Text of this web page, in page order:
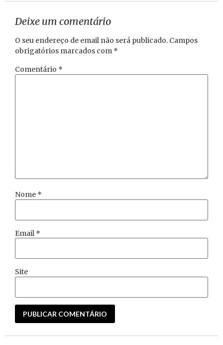
Deixe um comentário
O seu endereço de email não será publicado. Campos
obrigatórios marcados com *
Comentário *
Nome *
Email *
Site